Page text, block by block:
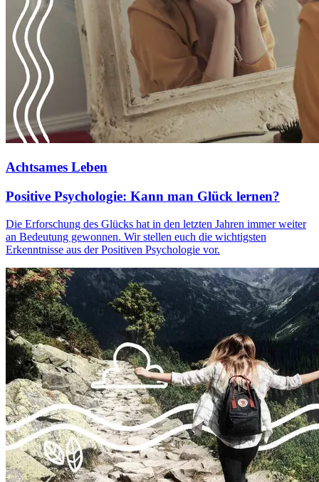
Achtsames Leben
Positive Psychologie: Kann man Glück lernen?
Die Erforschung des Glücks hat in den letzten Jahren immer weiter
an Bedeutung gewonnen. Wir stellen euch die wichtigsten
Erkenntnisse aus der Positiven Psychologie vor.